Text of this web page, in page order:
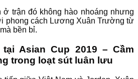
ở trận đó không hào nhoáng nhưng
phong cách Lương Xuân Trường từ
bền bỉ.
Asian Cup 2019 – Cầm
trong loạt sút luân lưu